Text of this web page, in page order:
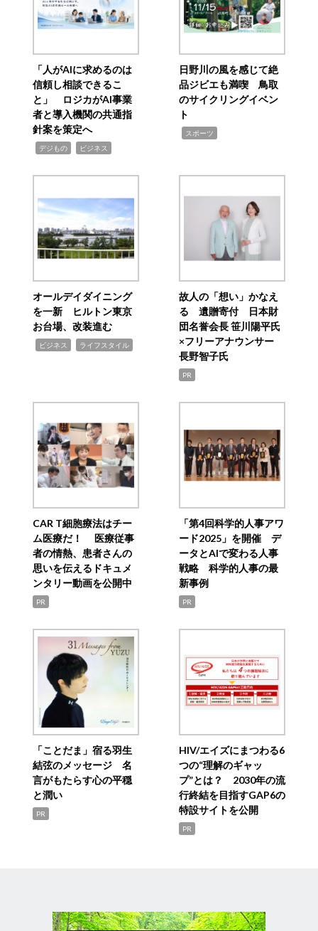
「人がAIに求めるのは
信頼し相談できるこ
と」 ロジカがAI事業
者と導入機関の共通指
針案を策定へ
デジもの ビジネス
日野川の風を感じて絶
品ジビエも満喫 鳥取
のサイクリングイベン
ト
スポーツ
オールデイダイニング
を一新 ヒルトン東京
お台場、改装進む
ビジネス ライフスタイル
故人の「想い」かなえ
る 遺贈寄付 日本財
団名誉会長 笹川陽平氏
×フリーアナウンサー
長野智子氏
PR
CAR T細胞療法はチー
ム医療だ！ 医療従事
者の情熱、患者さんの
思いを伝えるドキュメ
ンタリー動画を公開中
PR
「第4回科学的人事アワ
ード2025」を開催 デ
ータとAIで変わる人事
戦略 科学的人事の最
新事例
PR
「ことだま」宿る羽生
結弦のメッセージ 名
言がもたらす心の平穏
と潤い
PR
HIV/エイズにまつわる6
つの“理解のギャッ
プ”とは？ 2030年の流
行終結を目指すGAP6の
特設サイトを公開
PR